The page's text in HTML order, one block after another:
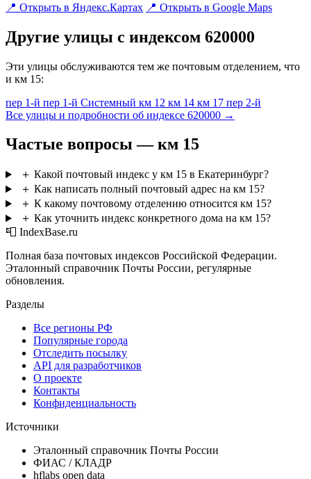
📍 Открыть в Яндекс.Картах 📍 Открыть в Google Maps
Другие улицы с индексом 620000
Эти улицы обслуживаются тем же почтовым отделением, что
и км 15:
пер 1-й пер 1-й Системный км 12 км 14 км 17 пер 2-й
Все улицы и подробности об индексе 620000 →
Частые вопросы — км 15
＋ Какой почтовый индекс у км 15 в Екатеринбург?
＋ Как написать полный почтовый адрес на км 15?
＋ К какому почтовому отделению относится км 15?
＋ Как уточнить индекс конкретного дома на км 15?
📮 IndexBase.ru
Полная база почтовых индексов Российской Федерации.
Эталонный справочник Почты России, регулярные
обновления.
Разделы
Все регионы РФ
Популярные города
Отследить посылку
API для разработчиков
О проекте
Контакты
Конфиденциальность
Источники
Эталонный справочник Почты России
ФИАС / КЛАДР
hflabs open data